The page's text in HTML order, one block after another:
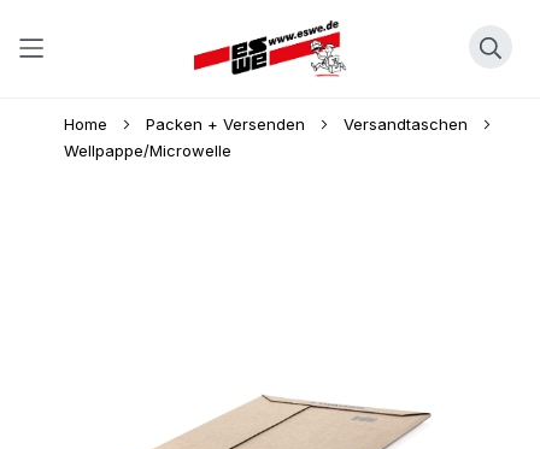
Home Packen + Versenden
Versandtaschen
Wellpappe/Microwelle